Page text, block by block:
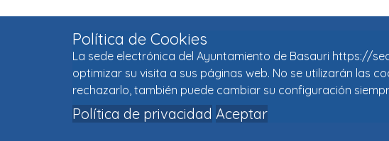
Política de Cookies
La sede electrónica del Ayuntamiento de Basauri https://
optimizar su visita a sus páginas web. No se utilizarán las
rechazarlo, también puede cambiar su configuración
Política de privacidad Aceptar